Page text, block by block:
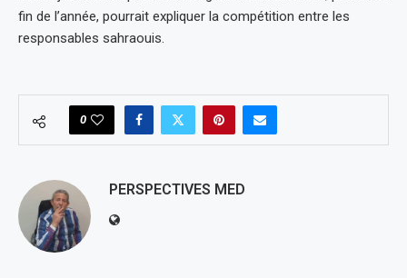
fin de l’année, pourrait expliquer la compétition entre les
responsables sahraouis.
0
PERSPECTIVES MED